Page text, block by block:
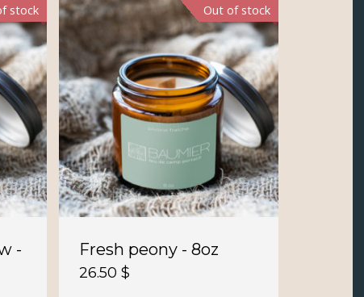
stock
-
Out of stock
Fresh peony - 8oz
26.50 $